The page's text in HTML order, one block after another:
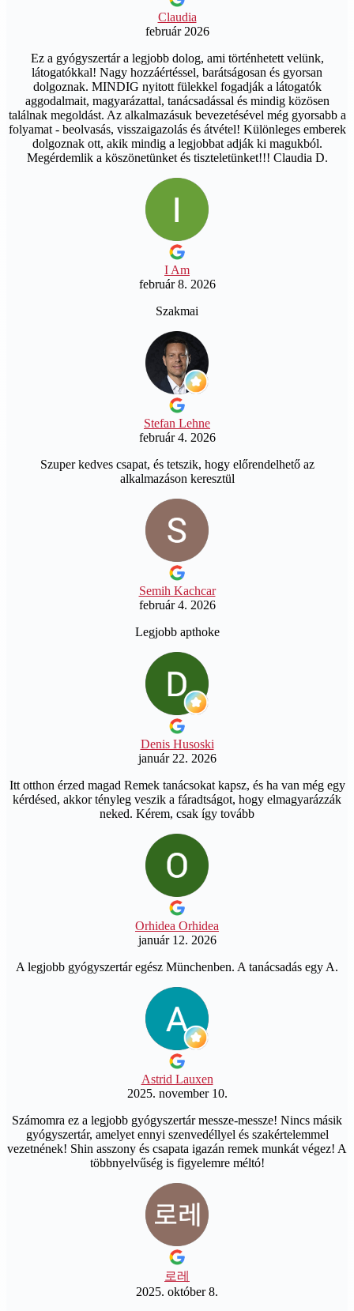
Claudia
február 2026
Ez a gyógyszertár a legjobb dolog, ami történhetett velünk,
látogatókkal! Nagy hozzáértéssel, barátságosan és gyorsan
dolgoznak. MINDIG nyitott fülekkel fogadják a látogatók
aggodalmait, magyarázattal, tanácsadással és mindig közösen
találnak megoldást. Az alkalmazásuk bevezetésével még gyorsabb a
folyamat - beolvasás, visszaigazolás és átvétel! Különleges emberek
dolgoznak ott, akik mindig a legjobbat adják ki magukból.
Megérdemlik a köszönetünket és tiszteletünket!!! Claudia D.
I Am
február 8. 2026
Szakmai
Stefan Lehne
február 4. 2026
Szuper kedves csapat, és tetszik, hogy előrendelhető az
alkalmazáson keresztül
Semih Kachcar
február 4. 2026
Legjobb apthoke
Denis Husoski
január 22. 2026
Itt otthon érzed magad Remek tanácsokat kapsz, és ha van még egy
kérdésed, akkor tényleg veszik a fáradtságot, hogy elmagyarázzák
neked. Kérem, csak így tovább
Orhidea Orhidea
január 12. 2026
A legjobb gyógyszertár egész Münchenben. A tanácsadás egy A.
Astrid Lauxen
2025. november 10.
Számomra ez a legjobb gyógyszertár messze-messze! Nincs másik
gyógyszertár, amelyet ennyi szenvedéllyel és szakértelemmel
vezetnének! Shin asszony és csapata igazán remek munkát végez! A
többnyelvűség is figyelemre méltó!
로레
2025. október 8.